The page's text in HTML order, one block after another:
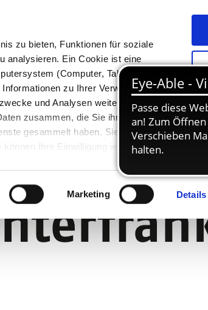
zu bieten, Funktionen für soziale
analysieren. Ein Cookie ist eine
(Computer, Tablet oder
zu Ihrer Verwendung
und Analysen weiter. Unsere
zusammen, die Sie ihnen
gesammelt haben. Sie können
Ihre Einwilligung jederzeit
Marketing